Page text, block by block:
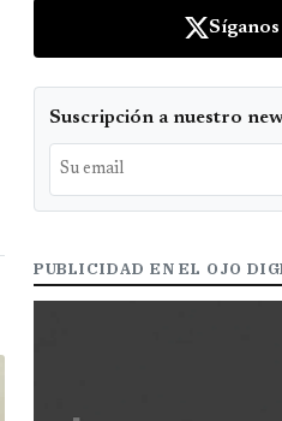
Suscripción a nuestro
PUBLICIDAD EN EL OJO